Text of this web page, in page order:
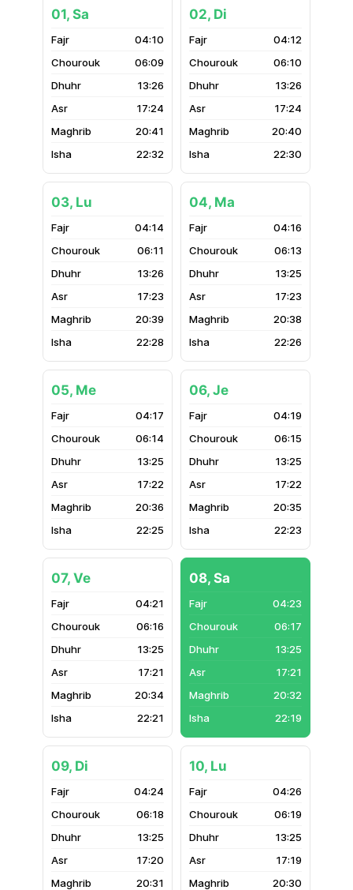
01, Sa
04:10
06:09
13:26
17:24
20:41
22:32
02, Di
04:12
06:10
13:26
17:24
20:40
22:30
03, Lu
04:14
06:11
13:26
17:23
20:39
22:28
04, Ma
04:16
06:13
13:25
17:23
20:38
22:26
05, Me
04:17
06:14
13:25
17:22
20:36
22:25
06, Je
04:19
06:15
13:25
17:22
20:35
22:23
07, Ve
04:21
06:16
13:25
17:21
20:34
22:21
08, Sa
04:23
06:17
13:25
17:21
20:32
22:19
09, Di
04:24
06:18
13:25
17:20
20:31
10, Lu
04:26
06:19
13:25
17:19
20:30